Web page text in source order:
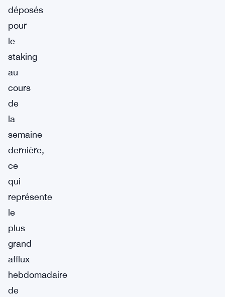
déposés
pour
le
staking
au
cours
de
la
semaine
dernière,
ce
qui
représente
le
plus
grand
afflux
hebdomadaire
de